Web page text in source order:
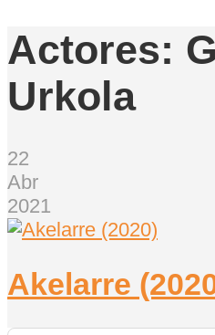
Actores:
Urkola
22
Abr
2021
Akelarre